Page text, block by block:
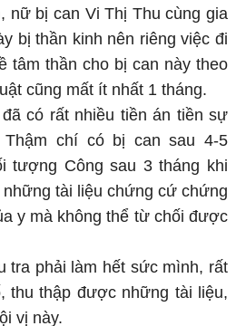
nữ bị can Vi Thị Thu cùng gia
bị thần kinh nên riêng việc đi
tâm thần cho bị can này theo
cũng mất ít nhất 1 tháng.
có rất nhiều tiền án tiền sự
Thậm chí có bị can sau 4-5
tượng Công sau 3 tháng khi
tài liệu chứng cứ chứng
y mà không thể từ chối được
tra phải làm hết sức mình, rất
thu thập được những tài liệu,
vị này.